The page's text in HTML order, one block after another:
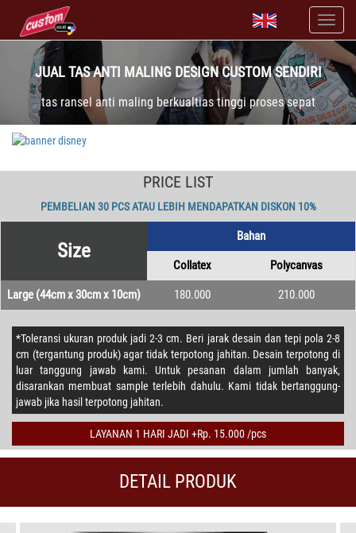
JUAL TAS ANTI MALING DESIGN CUSTOM SENDIRI
tas ransel anti maling berkualtias tinggi proses sepat
PRICE LIST
PEMBELIAN 30 PCS ATAU LEBIH MENDAPATKAN DISKON 10%
Size
Bahan
Collatex Polycanvas
Large (44cm x 30cm x 10cm) 180.000 210.000
*Toleransi ukuran produk jadi 2-3 cm. Beri jarak desain dan tepi pola 2-8
cm (tergantung produk) agar tidak terpotong jahitan. Desain terpotong di
luar tanggung jawab kami. Untuk pesanan dalam jumlah banyak,
disarankan membuat sample terlebih dahulu. Kami tidak bertanggung-
jawab jika hasil terpotong jahitan.
LAYANAN 1 HARI JADI +Rp. 15.000 /pcs
DETAIL PRODUK